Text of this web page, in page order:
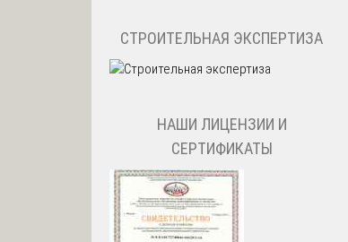
СТРОИТЕЛЬНАЯ ЭКСПЕРТИЗА
НАШИ ЛИЦЕНЗИИ И
СЕРТИФИКАТЫ